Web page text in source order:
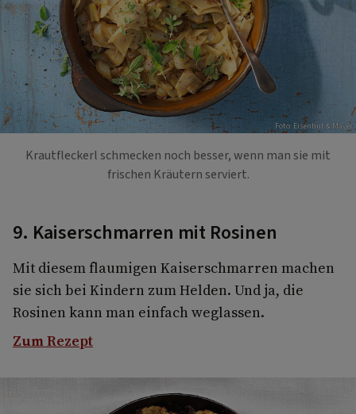
Foto: Eisenhut & Mayer
Krautfleckerl schmecken noch besser, wenn man sie mit
frischen Kräutern serviert.
9. Kaiserschmarren mit Rosinen
Mit diesem flaumigen Kaiserschmarren machen
sie sich bei Kindern zum Helden. Und ja, die
Rosinen kann man einfach weglassen.
Zum Rezept